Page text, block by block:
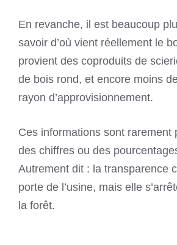
En revanche, il est beaucoup
savoir d’où vient réellement le
provient des coproduits de
de bois rond, et encore moins
rayon d’approvisionnement.
Ces informations sont rarement
des chiffres ou des
Autrement dit : la transparence
porte de l’usine, mais elle
la forêt.